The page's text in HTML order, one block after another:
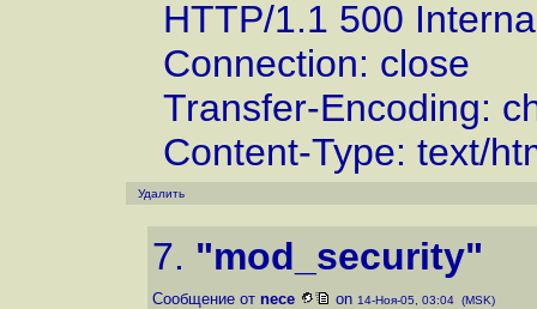
HTTP/1.1 500
Connection: close
Transfer-Encoding:
Content-Type: text/
Удалить
7. "mod_security"
Сообщение от nece on 14-Ноя-05, 03:04 (MSK)